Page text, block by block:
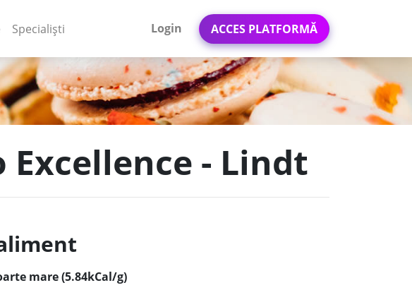
Specialiști Login ACCES PLATFORMĂ
Excellence - Lindt
mare (5.84kCal/g)